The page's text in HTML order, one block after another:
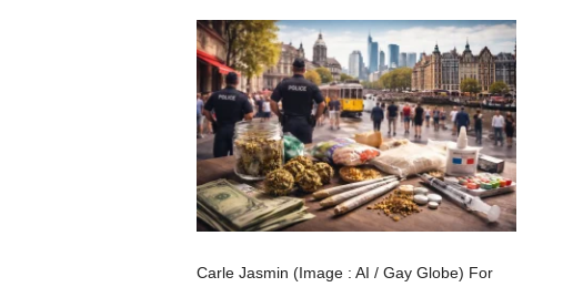
Carle Jasmin (Image : AI / Gay Globe) For